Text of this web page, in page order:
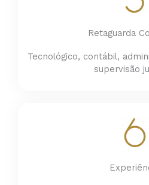
Retaguarda
Tecnológico, contábil,
supervisão